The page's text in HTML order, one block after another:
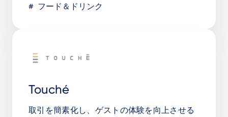
フード＆ドリンク
Touché
取引を簡素化し、ゲストの体験を向上させる